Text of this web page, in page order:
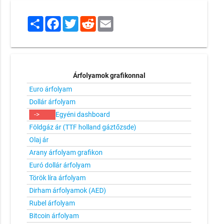
ShareFacebook
TwitterRedditEmail
Árfolyamok grafikonnal
Euro árfolyam
Dollár árfolyam
->
Egyéni dashboard
Földgáz ár (TTF holland gáztőzsde)
Olaj ár
Arany árfolyam grafikon
Euró dollár árfolyam
Török líra árfolyam
Dirham árfolyamok (AED)
Rubel árfolyam
Bitcoin árfolyam